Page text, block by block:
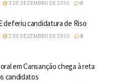
3 DE DEZEMBRO DE 2010 0
deferiu candidatura de Riso
2 DE DEZEMBRO DE 2010 0
em Cansanção chega à reta
candidatos